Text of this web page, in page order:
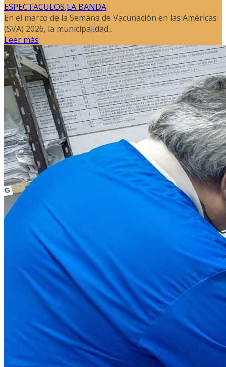
ESPECTACULOS,LA BANDA
En el marco de la Semana de Vacunación en las Américas
(SVA) 2026, la municipalidad...
Leer más